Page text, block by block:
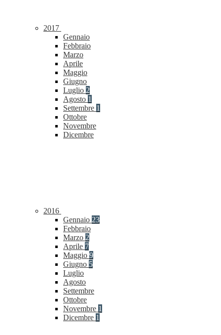
2017
Gennaio
Febbraio
Marzo
Aprile
Maggio
Giugno
Luglio 2
Agosto 1
Settembre 1
Ottobre
Novembre
Dicembre
2016
Gennaio 23
Febbraio
Marzo 2
Aprile 7
Maggio 9
Giugno 5
Luglio
Agosto
Settembre
Ottobre
Novembre 1
Dicembre 1